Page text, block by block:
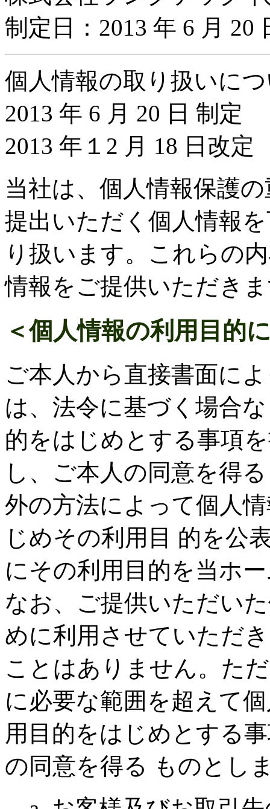
制定日：2013 年 6 月 20
個人情報の取り扱いに
2013 年 6 月 20 日 制定
2013 年１2 月 18 日改定
当社は、個人情報保護
提出いただく個人情報
り扱います。これらの
情報をご提供いただき
＜個人情報の利用目的
ご本人から直接書面に
は、法令に基づく場合
的をはじめとする事項
し、ご本人の同意を得
外の方法によって個人
じめその利用目 的を公
にその利用目的を当ホ
なお、ご提供いただい
めに利用させていただ
ことはありません。た
に必要な範囲を超えて
用目的をはじめとする
の同意を得る ものとし